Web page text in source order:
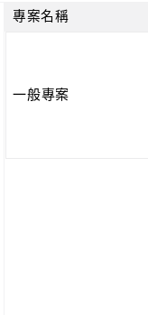
專案名稱
一般專案